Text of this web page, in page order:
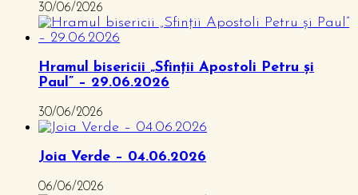
30/06/2026
Hramul bisericii „Sfinții Apostoli Petru și
Paul” – 29.06.2026
30/06/2026
Joia Verde – 04.06.2026
06/06/2026